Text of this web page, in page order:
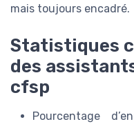
mais toujours encadré.
Statistiques
des
cfsp
Pourcentage